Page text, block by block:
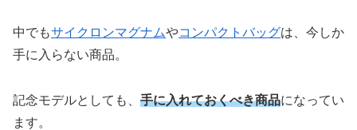
中でもサイクロンマグナムやコンパクトバッグは、今しか
手に入らない商品。
記念モデルとしても、 手に入れておくべき商品になってい
ます。